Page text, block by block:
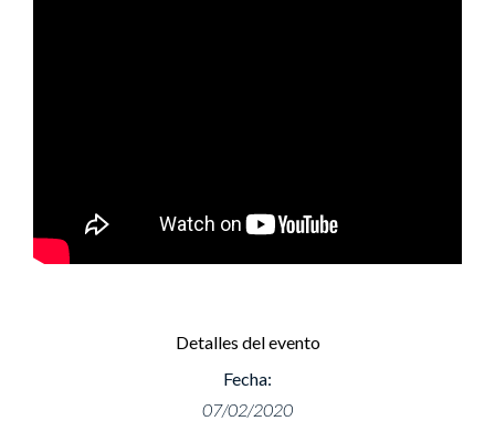
Detalles del evento
Fecha:
07/02/2020